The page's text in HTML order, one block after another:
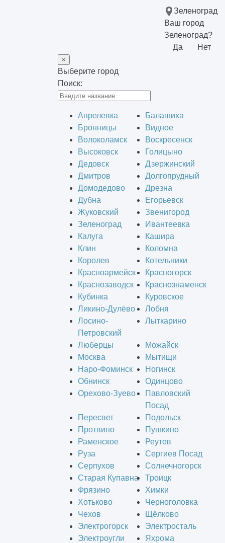
Зеленоград
Ваш город
Зеленоград?
Да
Нет
×
Выберите город
Поиск:
Апрелевка
Балашиха
Бронницы
Видное
Волоколамск
Воскресенск
Высоковск
Голицыно
Дедовск
Дзержинский
Дмитров
Долгопрудный
Домодедово
Дрезна
Дубна
Егорьевск
Жуковский
Звенигород
Зеленоград
Ивантеевка
Калуга
Кашира
Клин
Коломна
Королев
Котельники
Красноармейск
Красногорск
Краснозаводск
Краснознаменск
Кубинка
Куровское
Ликино-Дулёво
Лобня
Лосино-
Петровский
Лыткарино
Люберцы
Можайск
Москва
Мытищи
Наро-Фоминск
Ногинск
Обнинск
Одинцово
Орехово-Зуево
Павловский
Посад
Пересвет
Подольск
Протвино
Пушкино
Раменское
Реутов
Руза
Сергиев Посад
Серпухов
Солнечногорск
Старая Купавна
Троицк
Фрязино
Химки
Хотьково
Черноголовка
Чехов
Щёлково
Электрогорск
Электросталь
Электроугли
Яхрома